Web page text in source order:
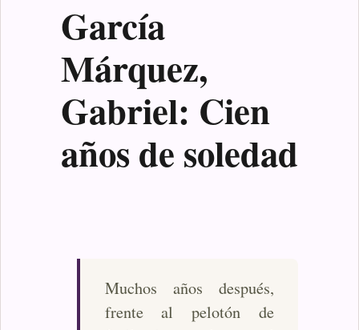
García
Márquez,
Gabriel: Cien
años de soledad
Muchos años después,
frente al pelotón de